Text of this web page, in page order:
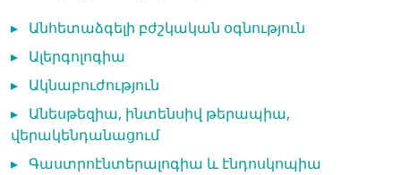
▸ Անհետաձգելի բժշկական օգնություն
▸ Ալերգոլոգիա
▸ Ակնաբուժություն
▸ Անեսթեզիա, ինտենսիվ թերապիա,
վերակենդանացում
▸ Գաստրոէնտերալոգիա և էնդոսկոպիա